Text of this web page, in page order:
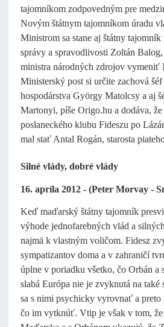
tajomníkom zodpovedným pre
Novým štátnym tajomníkom úradu
Ministrom sa stane aj štátny tajomník
správy a spravodlivosti Zoltán
ministra národných zdrojov vymeniť
Ministerský post si určite zachová
hospodárstva György Matolcsy a aj
Martonyi, píše Origo.hu a dodáva, že
poslaneckého klubu Fideszu po
mal stať Antal Rogán, starosta
Silné vlády, dobré vlády
16. apríla 2012 - (Peter Morvay -
Keď maďarský štátny tajomník
výhode jednofarebných vlád a
najmä k vlastným voličom. Fidesz
sympatizantov doma a v zahraničí
úplne v poriadku všetko, čo Orbán a
slabá Európa nie je zvyknutá na také
sa s nimi psychicky vyrovnať a preto
čo im vytknúť. Vtip je však v tom, že